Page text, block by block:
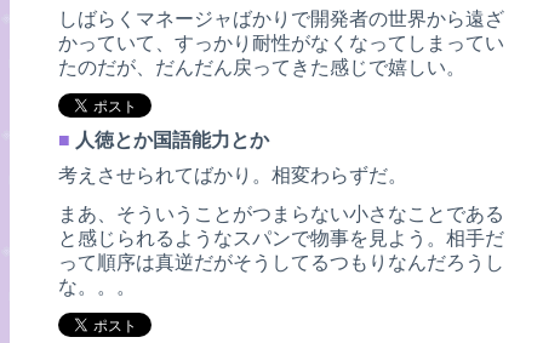
しばらくマネージャばかりで開発者の世界から遠ざ
かっていて、すっかり耐性がなくなってしまってい
たのだが、だんだん戻ってきた感じで嬉しい。
■ 人徳とか国語能力とか
考えさせられてばかり。相変わらずだ。
まあ、そういうことがつまらない小さなことである
と感じられるようなスパンで物事を見よう。相手だ
って順序は真逆だがそうしてるつもりなんだろうし
な。。。